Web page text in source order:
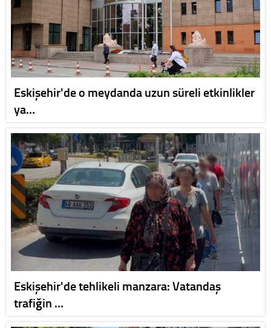
Eskişehir'de o meydanda uzun süreli etkinlikler
ya…
Eskişehir'de tehlikeli manzara: Vatandaş
trafiğin …